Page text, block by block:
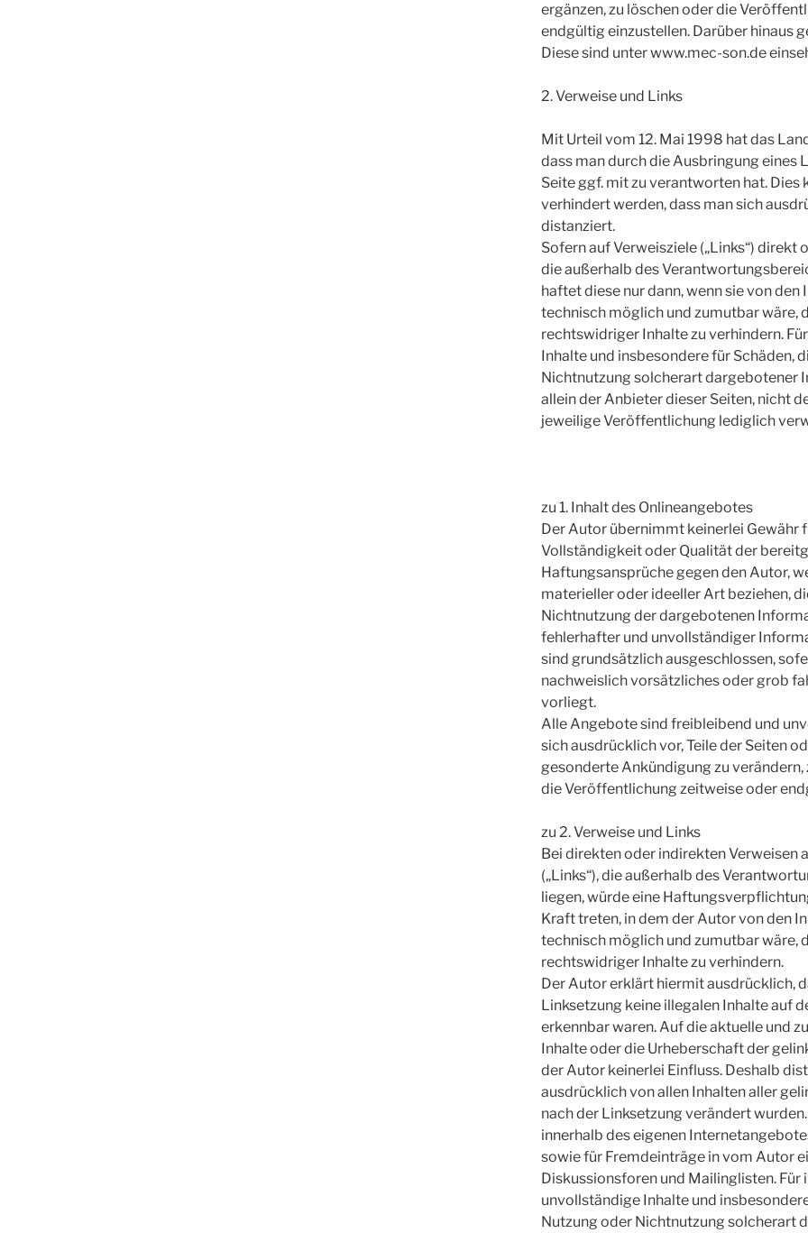
ergänzen, zu löschen oder die
endgültig einzustellen. Darüber hinaus
Diese sind unter www.mec-son.de
2. Verweise und Links
Mit Urteil vom 12. Mai 1998 hat das
dass man durch die Ausbringung eines
Seite ggf. mit zu verantworten hat. Dies
verhindert werden, dass man sich
distanziert.
Sofern auf Verweisziele („Links“)
die außerhalb des
haftet diese nur dann, wenn sie von den
technisch möglich und zumutbar wäre,
rechtswidriger Inhalte zu verhindern.
Inhalte und insbesondere für Schäden,
Nichtnutzung solcherart dargebotener
allein der Anbieter dieser Seiten, nicht
jeweilige Veröffentlichung lediglich
zu 1. Inhalt des Onlineangebotes
Der Autor übernimmt keinerlei Gewähr
Vollständigkeit oder Qualität der
Haftungsansprüche gegen den Autor,
materieller oder ideeller Art beziehen,
Nichtnutzung der dargebotenen
fehlerhafter und unvollständiger
sind grundsätzlich ausgeschlossen,
nachweislich vorsätzliches oder grob
vorliegt.
Alle Angebote sind freibleibend und
sich ausdrücklich vor, Teile der Seiten
gesonderte Ankündigung zu verändern,
die Veröffentlichung zeitweise oder
zu 2. Verweise und Links
Bei direkten oder indirekten Verweisen
(„Links“), die außerhalb des
liegen, würde eine
Kraft treten, in dem der Autor von den
technisch möglich und zumutbar wäre,
rechtswidriger Inhalte zu verhindern.
Der Autor erklärt hiermit ausdrücklich,
Linksetzung keine illegalen Inhalte auf
erkennbar waren. Auf die aktuelle und
Inhalte oder die Urheberschaft der
der Autor keinerlei Einfluss. Deshalb
ausdrücklich von allen Inhalten aller
nach der Linksetzung verändert
innerhalb des eigenen
sowie für Fremdeinträge in vom Autor
Diskussionsforen und Mailinglisten. Für
unvollständige Inhalte und
Nutzung oder Nichtnutzung solcherart